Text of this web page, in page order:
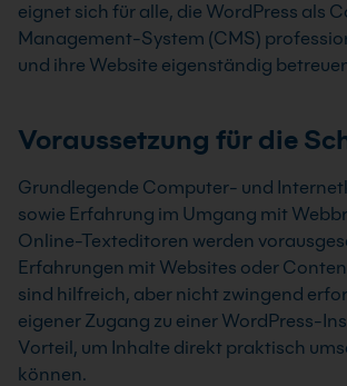
eignet sich für alle, die WordPress als
Management-System (CMS)
und ihre Website eigenständig
Voraussetzung für die
Grundlegende Computer- und
sowie Erfahrung im Umgang mit
Online-Texteditoren werden
Erfahrungen mit Websites oder
sind hilfreich, aber nicht zwingend
eigener Zugang zu einer WordPress-
Vorteil, um Inhalte direkt praktisch
können.